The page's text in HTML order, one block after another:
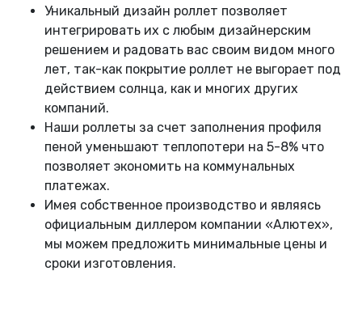
Уникальный дизайн роллет позволяет
интегрировать их с любым дизайнерским
решением и радовать вас своим видом много
лет, так-как покрытие роллет не выгорает под
действием солнца, как и многих других
компаний.
Наши роллеты за счет заполнения профиля
пеной уменьшают теплопотери на 5-8% что
позволяет экономить на коммунальных
платежах.
Имея собственное производство и являясь
официальным диллером компании «Алютех»,
мы можем предложить минимальные цены и
сроки изготовления.